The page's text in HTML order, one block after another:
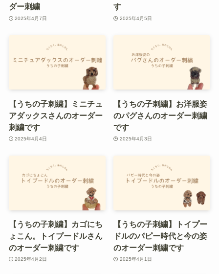
ダー刺繍
2025年4月7日
す
2025年4月5日
【うちの子刺繍】ミニチュ
アダックスさんのオーダー
刺繍です
2025年4月4日
【うちの子刺繍】お洋服姿
のパグさんのオーダー刺繍
です
2025年4月3日
【うちの子刺繍】カゴにち
ょこん。トイプードルさん
のオーダー刺繍です
2025年4月2日
【うちの子刺繍】トイプー
ドルのパピー時代と今の姿
のオーダー刺繍です
2025年4月1日